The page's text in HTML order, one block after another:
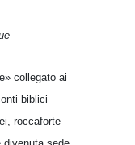
collegato ai
biblici
roccaforte